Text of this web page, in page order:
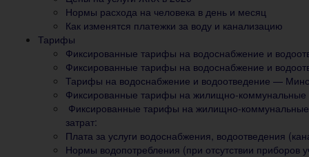
Нормы расхода на человека в день и месяц
Как изменятся платежки за воду и канализацию
Тарифы
Фиксированные тарифы на водоснабжение и
Фиксированные тарифы на водоснабжение и
Тарифы на водоснабжение и водоотведение —
Фиксированные тарифы на жилищно-коммунальные
Фиксированные тарифы на жилищно-
затрат:
Плата за услуги водоснабжения, водоотведения
Нормы водопотребления (при отсутствии приборов